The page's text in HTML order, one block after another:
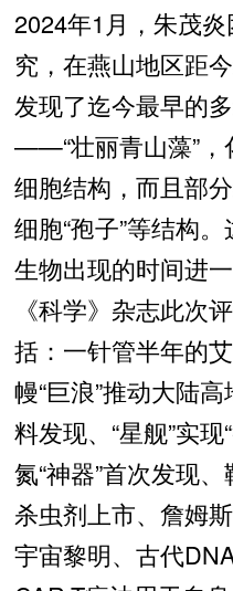
2024年1月，朱茂
究，在燕山地区距
发现了迄今最早的
——“壮丽青山藻”，
细胞结构，而且部
细胞“孢子”等结构
生物出现的时间进
《科学》杂志此次
括：一针管半年的
幔“巨浪”推动大陆
料发现、“星舰”实
氮“神器”首次发现
杀虫剂上市、詹姆
宇宙黎明、古代